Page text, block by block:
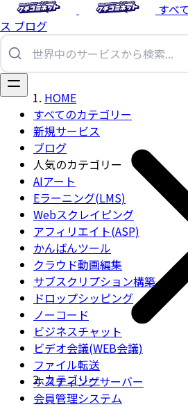
すべ
ス ブログ
すべてのカテゴリー
新規サービス
ブログ
人気のカテゴリー
AIアート
Eラーニング(LMS)
Webスクレイピング
アフィリエイト(ASP)
かんばんツール
クラウド動画編集
サブスクリプション構築
ドロップシッピング
ノーコード
ビジネスチャット
ビデオ会議(WEB会議)
ファイル転送
ホスティングサーバー
会員管理システム
HOME
カテゴリー